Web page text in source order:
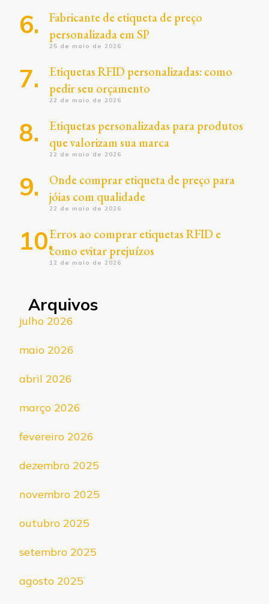
Fabricante de etiqueta de preço
personalizada em SP
25 de maio de 2026
Etiquetas RFID personalizadas: como
pedir seu orçamento
22 de maio de 2026
Etiquetas personalizadas para produtos
que valorizam sua marca
22 de maio de 2026
Onde comprar etiqueta de preço para
jóias com qualidade
22 de maio de 2026
Erros ao comprar etiquetas RFID e
como evitar prejuízos
12 de maio de 2026
Arquivos
julho 2026
maio 2026
abril 2026
março 2026
fevereiro 2026
dezembro 2025
novembro 2025
outubro 2025
setembro 2025
agosto 2025